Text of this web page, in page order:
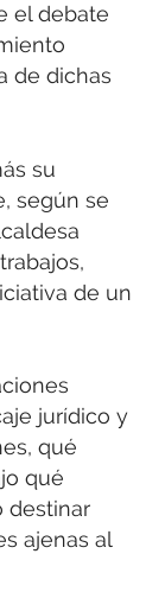
el debate
de dichas
su
según se
de un
jurídico y
qué
qué
destinar
ajenas al